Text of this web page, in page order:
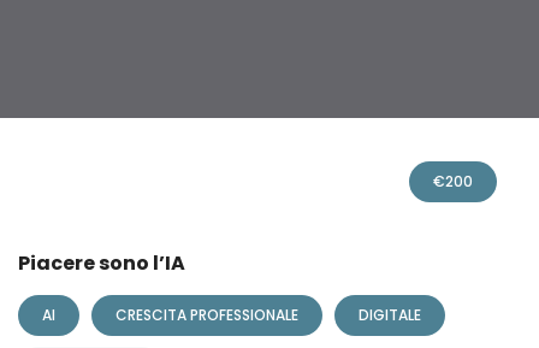
€200
Piacere sono l’IA
AI CRESCITA PROFESSIONALE DIGITALE